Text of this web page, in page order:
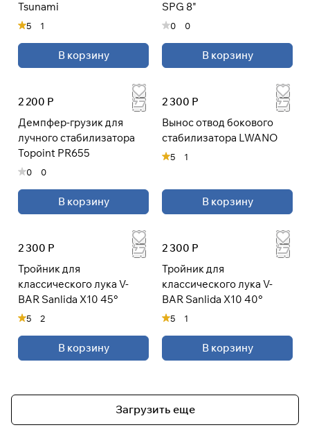
Tsunami
5 1
В корзину
SPG 8"
0 0
В корзину
2 200 Р
Демпфер-грузик для
лучного стабилизатора
Topoint PR655
0 0
В корзину
2 300 Р
Вынос отвод бокового
стабилизатора LWANO
5 1
В корзину
2 300 Р
Тройник для
классического лука V-
BAR Sanlida X10 45°
5 2
В корзину
2 300 Р
Тройник для
классического лука V-
BAR Sanlida X10 40°
5 1
В корзину
Загрузить еще